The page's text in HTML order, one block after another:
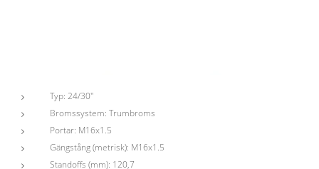
Typ: 24/30"
Bromssystem: Trumbroms
Portar: M16x1.5
Gängstång (metrisk): M16x1.5
Standoffs (mm): 120,7